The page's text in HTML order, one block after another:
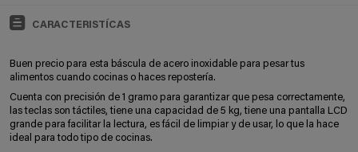
CARACTERISTÍCAS
Buen precio para esta báscula de acero inoxidable para pesar tus
alimentos cuando cocinas o haces repostería.
Cuenta con precisión de 1 gramo para garantizar que pesa correctamente,
las teclas son táctiles, tiene una capacidad de 5 kg, tiene una pantalla LCD
grande para facilitar la lectura, es fácil de limpiar y de usar, lo que la hace
ideal para todo tipo de cocinas.